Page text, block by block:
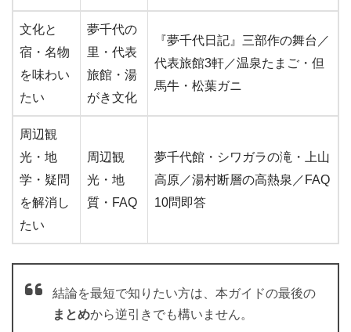
文化と
宿・名物
を味わい
たい
夢千代の
里・代表
旅館・湯
がき文化
『夢千代日記』三部作の舞台／
代表旅館3軒／温泉たまご・但
馬牛・松葉ガニ
周辺観
光・地
学・疑問
を解消し
たい
周辺観
光・地
質・FAQ
夢千代館・シワガラの滝・上山
高原／湯村断層の高熱泉／FAQ
10問即答
結論を最短で知りたい方は、本ガイドの最後の
まとめから逆引きでも構いません。